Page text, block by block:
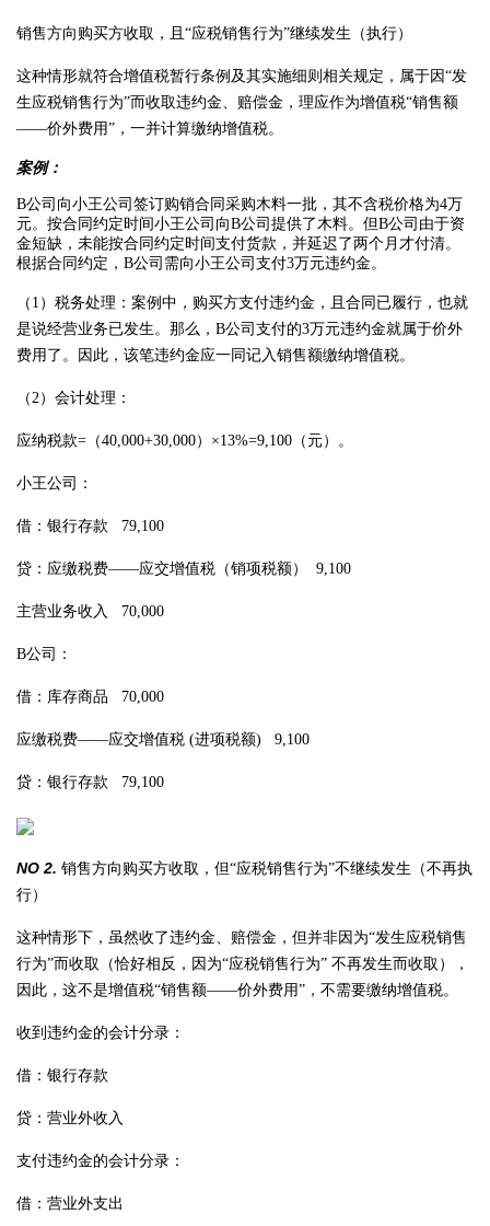
销售方向购买方收取，且“应税销售行为”继续发生（执行）
这种情形就符合增值税暂行条例及其实施细则相关规定，属于因“发
生应税销售行为”而收取违约金、赔偿金，理应作为增值税“销售额
——价外费用”，一并计算缴纳增值税。
案例：
B公司向小王公司签订购销合同采购木料一批，其不含税价格为4万
元。按合同约定时间小王公司向B公司提供了木料。但B公司由于资
金短缺，未能按合同约定时间支付货款，并延迟了两个月才付清。
根据合同约定，B公司需向小王公司支付3万元违约金。
（1）税务处理：案例中，购买方支付违约金，且合同已履行，也就
是说经营业务已发生。那么，B公司支付的3万元违约金就属于价外
费用了。因此，该笔违约金应一同记入销售额缴纳增值税。
（2）会计处理：
应纳税款=（40,000+30,000）×13%=9,100（元）。
小王公司：
借：银行存款 79,100
贷：应缴税费——应交增值税（销项税额） 9,100
主营业务收入 70,000
B公司：
借：库存商品 70,000
应缴税费——应交增值税 (进项税额) 9,100
贷：银行存款 79,100
NO 2. 销售方向购买方收取，但“应税销售行为”不继续发生（不再执
行）
这种情形下，虽然收了违约金、赔偿金，但并非因为“发生应税销售
行为”而收取（恰好相反，因为“应税销售行为” 不再发生而收取），
因此，这不是增值税“销售额——价外费用”，不需要缴纳增值税。
收到违约金的会计分录：
借：银行存款
贷：营业外收入
支付违约金的会计分录：
借：营业外支出